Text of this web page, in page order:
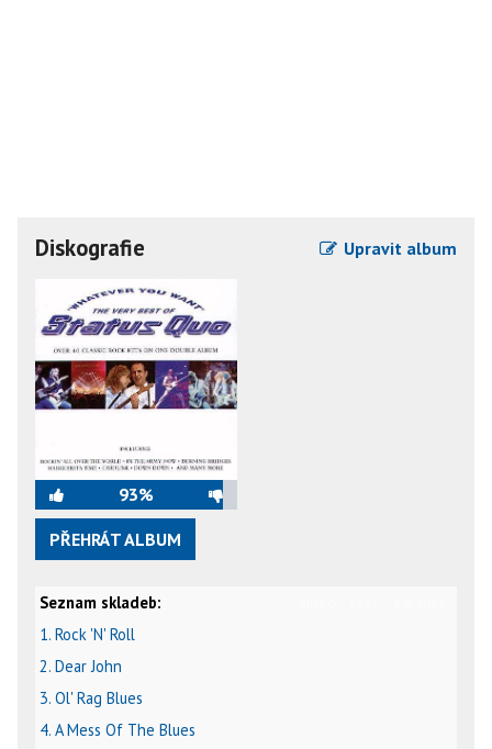
Diskografie Upravit album
93%
PŘEHRÁT ALBUM
Seznam skladeb:
1. Rock 'N' Roll
2. Dear John
3. Ol' Rag Blues
4. A Mess Of The Blues